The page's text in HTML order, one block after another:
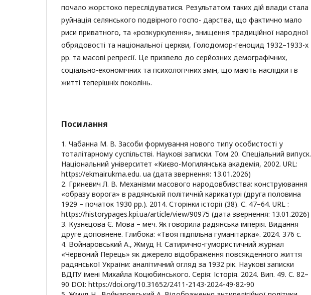
почало жорстоко переслідуватися. Результатом таких дій влади стала
руйнація селянського подвірного госпо- дарства, що фактично мало
риси приватного, та «розкуркулення», знищення традиційної народної
обрядовості та національної церкви, Голодомор-геноцид 1932–1933-х
рр. та масові репресії. Це призвело до серйозних демографічних,
соціально-економічних та психологічних змін, що мають наслідки і в
житті теперішніх поколінь.
Посилання
1. Чабанна М. В. Засоби формування нового типу особистості у
тоталітарному суспільстві. Наукові записки. Том 20. Спеціальний випуск.
Національний університет «Києво-Могилянська академія, 2002. URL:
https://ekmair.ukma.edu. ua (дата звернення: 13.01.2026)
2. Гриневич Л. В. Механізми масового народовбивства: конструювання
«образу ворога» в радянській політичній карикатурі (друга половина
1929 – початок 1930 рр.). 2014. Сторінки історії (38). С. 47–64. URL :
https://historypages.kpi.ua/article/view/90975 (дата звернення: 13.01.2026)
3. Кузнєцова Є. Мова – меч. Як говорила радянська імперія. Видання
друге доповнене. Глибока: «Твоя підпільна гуманітарка». 2024. 376 с.
4. Войнаровський А., Жмуд Н. Сатирично-гумористичний журнал
«Червоний Перець» як джерело відображення повсякденного життя
радянської України: аналітичний огляд за 1932 рік. Наукові записки
ВДПУ імені Михайла Коцюбинського. Серія: Історія. 2024. Вип. 49. С. 82–
90 DOI: https://doi.org/10.31652/2411-2143-2024-49-82-90